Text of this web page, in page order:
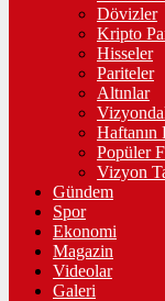
Dövizler
Kripto
Hisseler
Pariteler
Altınlar
Haftanın
Popüler
Vizyon
Gündem
Spor
Ekonomi
Magazin
Videolar
Galeri